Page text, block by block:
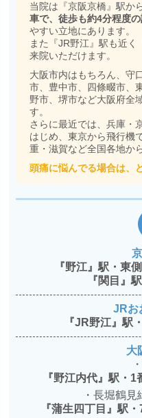
当院は『京阪京橋』駅か
車で、徒歩も約4分程度
やすい立地にあります。
また『JR野江』駅も近く
来院いただけます。
大阪市内はもちろん、守
市、豊中市、四條畷市、
野市、堺市など大阪府全
す。
さらに最近では、兵庫・
はじめ、東京から飛行機
重・滋賀など全国各地か
頭痛に悩んでる場合は、
『野江』駅・東
『関目』
JRお
『JR野江』駅
大
『野江内代』駅・
・長堀鶴
『蒲生四丁目』駅